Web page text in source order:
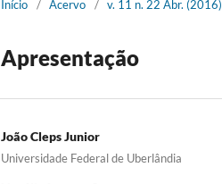
Início / Acervo / v. 11 n. 22 Abr. (2016)
Apresentação
João Cleps Junior
Universidade Federal de Uberlândia